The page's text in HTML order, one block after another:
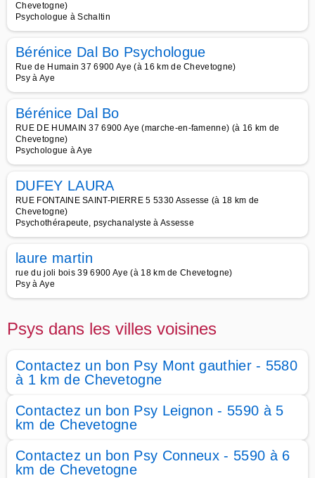
Chevetogne)
Psychologue à Schaltin
Bérénice Dal Bo Psychologue
Rue de Humain 37 6900 Aye (à 16 km de Chevetogne)
Psy à Aye
Bérénice Dal Bo
RUE DE HUMAIN 37 6900 Aye (marche-en-famenne) (à 16 km de
Chevetogne)
Psychologue à Aye
DUFEY LAURA
RUE FONTAINE SAINT-PIERRE 5 5330 Assesse (à 18 km de
Chevetogne)
Psychothérapeute, psychanalyste à Assesse
laure martin
rue du joli bois 39 6900 Aye (à 18 km de Chevetogne)
Psy à Aye
Psys dans les villes voisines
Contactez un bon Psy Mont gauthier - 5580
à 1 km de Chevetogne
Contactez un bon Psy Leignon - 5590 à 5
km de Chevetogne
Contactez un bon Psy Conneux - 5590 à 6
km de Chevetogne